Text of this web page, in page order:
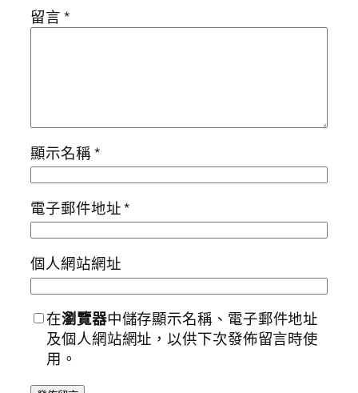
留言*
顯示名稱*
電子郵件地址*
個人網站網址
在瀏覽器中儲存顯示名稱、電子郵件地址
及個人網站網址，以供下次發佈留言時使
用。